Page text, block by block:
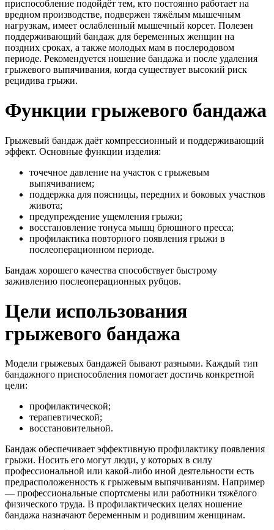
приспособление подойдёт тем, кто постоянно работает на
вредном производстве, подвержен тяжёлым мышечным
нагрузкам, имеет ослабленный мышечный корсет. Полезен
поддерживающий бандаж для беременных женщин на
поздних сроках, а также молодых мам в послеродовом
периоде. Рекомендуется ношение бандажа и после удаления
грыжевого выпячивания, когда существует высокий риск
рецидива грыжи.
Функции грыжевого бандажа
Грыжевый бандаж даёт компрессионный и поддерживающий
эффект. Основные функции изделия:
точечное давление на участок с грыжевым
выпячиванием;
поддержка для поясницы, передних и боковых участков
живота;
предупреждение ущемления грыжи;
восстановление тонуса мышц брюшного пресса;
профилактика повторного появления грыжи в
послеоперационном периоде.
Бандаж хорошего качества способствует быстрому
заживлению послеоперационных рубцов.
Цели использования
грыжевого бандажа
Модели грыжевых бандажей бывают разными. Каждый тип
бандажного приспособления помогает достичь конкретной
цели:
профилактической;
терапевтической;
восстановительной.
Бандаж обеспечивает эффективную профилактику появления
грыжи. Носить его могут люди, у которых в силу
профессиональной или какой-либо иной деятельности есть
предрасположенность к грыжевым выпячиваниям. Например
— профессиональные спортсмены или работники тяжёлого
физического труда. В профилактических целях ношение
бандажа назначают беременным и родившим женщинам.